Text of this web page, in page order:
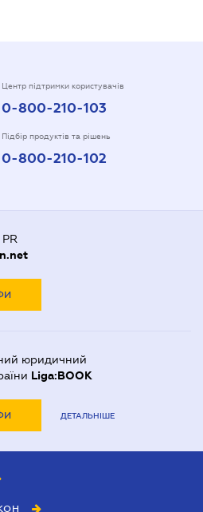
Центр підтримки користувачів
0-800-210-103
Підбір продуктів та рішень
0-800-210-102
юридичний
Liga:BOOK
ДЕТАЛЬНІШЕ